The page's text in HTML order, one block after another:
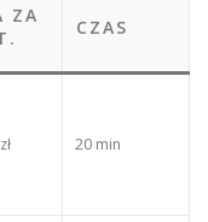
ZA
CZAS
20 min